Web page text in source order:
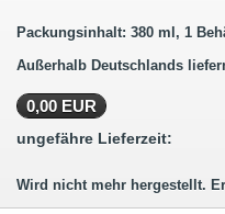
Packungsinhalt: 380 ml, 1
Außerhalb Deutschlands
0,00 EUR
ungefähre Lieferzeit:
Wird nicht mehr hergestellt.